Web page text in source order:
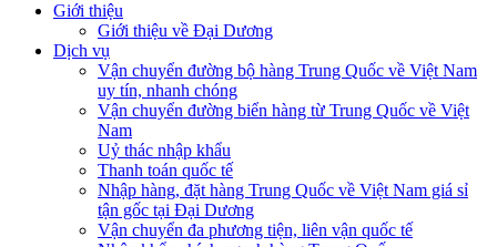
Giới thiệu
Giới thiệu về Đại Dương
Dịch vụ
Vận chuyển đường bộ hàng Trung Quốc về Việt Nam
uy tín, nhanh chóng
Vận chuyển đường biển hàng từ Trung Quốc về Việt
Nam
Uỷ thác nhập khẩu
Thanh toán quốc tế
Nhập hàng, đặt hàng Trung Quốc về Việt Nam giá sỉ
tận gốc tại Đại Dương
Vận chuyển đa phương tiện, liên vận quốc tế